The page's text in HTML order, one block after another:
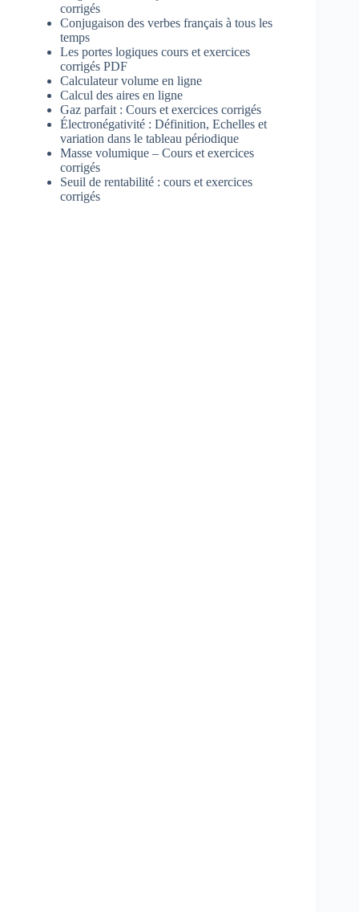
corrigés
Conjugaison des verbes français à tous les
temps
Les portes logiques cours et exercices
corrigés PDF
Calculateur volume en ligne
Calcul des aires en ligne
Gaz parfait : Cours et exercices corrigés
Électronégativité : Définition, Echelles et
variation dans le tableau périodique
Masse volumique – Cours et exercices
corrigés
Seuil de rentabilité : cours et exercices
corrigés